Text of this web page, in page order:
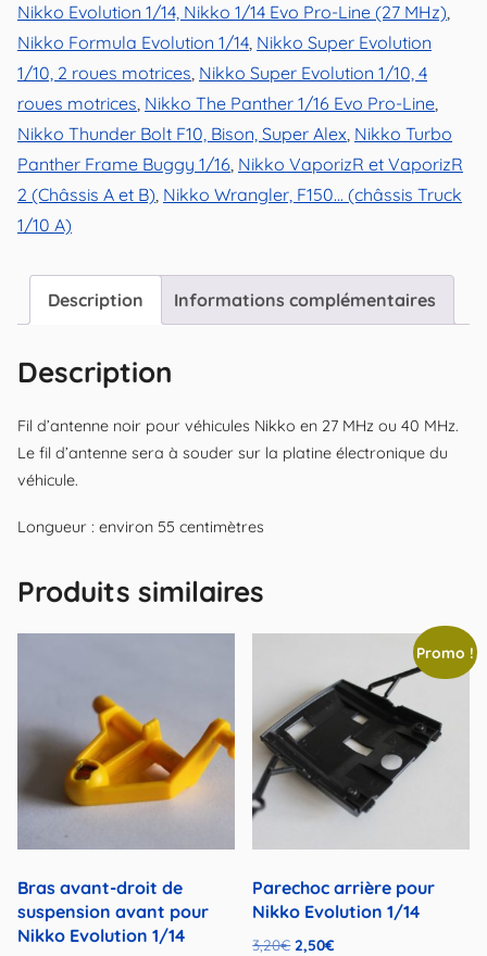
Nikko Evolution 1/14, Nikko 1/14 Evo Pro-Line (27 MHz),
Nikko Formula Evolution 1/14, Nikko Super Evolution
1/10, 2 roues motrices, Nikko Super Evolution 1/10, 4
roues motrices, Nikko The Panther 1/16 Evo Pro-Line,
Nikko Thunder Bolt F10, Bison, Super Alex, Nikko Turbo
Panther Frame Buggy 1/16, Nikko VaporizR et VaporizR
2 (Châssis A et B), Nikko Wrangler, F150... (châssis Truck
1/10 A)
Description Informations complémentaires
Description
Fil d’antenne noir pour véhicules Nikko en 27 MHz ou 40 MHz.
Le fil d’antenne sera à souder sur la platine électronique du
véhicule.
Longueur : environ 55 centimètres
Produits similaires
Bras avant-droit de
suspension avant pour
Nikko Evolution 1/14
Promo !
Parechoc arrière pour
Nikko Evolution 1/14
3,20€ Le
2,50€Le